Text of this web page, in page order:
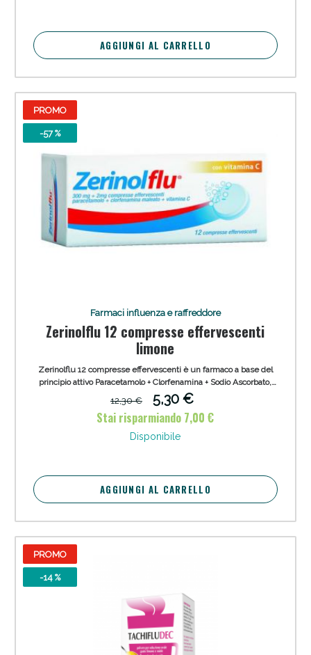
AGGIUNGI AL CARRELLO
PROMO
-57 %
Farmaci influenza e raffreddore
Zerinolflu 12 compresse effervescenti
limone
Zerinolflu 12 compresse effervescenti è un farmaco a base del
principio attivo Paracetamolo + Clorfenamina + Sodio Ascorbato,
appartenente alla categoria degli Antipiretici, Analgesici FANS e
nello specifico Anilidi. Trattamento per via orale arricchito con
vitamina C dei sintomi dell'influenza e del raffreddore negli
adulti.
12,30 €
5,30 €
Stai risparmiando 7,00 €
Disponibile
AGGIUNGI AL CARRELLO
PROMO
-14 %